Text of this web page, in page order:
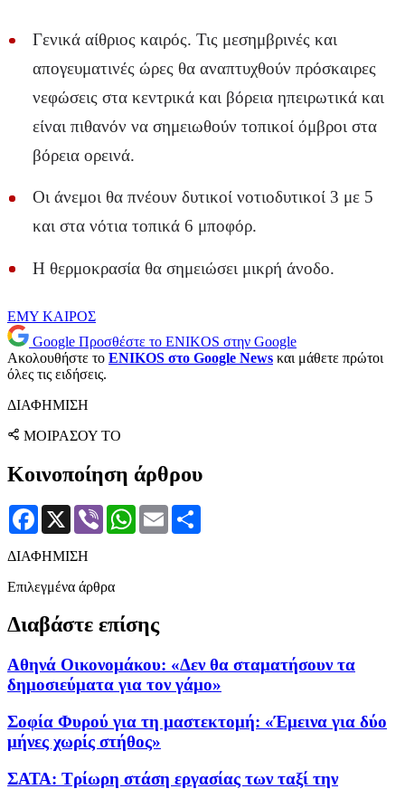
Γενικά αίθριος καιρός. Τις μεσημβρινές και
απογευματινές ώρες θα αναπτυχθούν πρόσκαιρες
νεφώσεις στα κεντρικά και βόρεια ηπειρωτικά και
είναι πιθανόν να σημειωθούν τοπικοί όμβροι στα
βόρεια ορεινά.
Οι άνεμοι θα πνέουν δυτικοί νοτιοδυτικοί 3 με 5
και στα νότια τοπικά 6 μποφόρ.
Η θερμοκρασία θα σημειώσει μικρή άνοδο.
ΕΜΥ ΚΑΙΡΟΣ
Google Προσθέστε το ENIKOS στην Google
Ακολουθήστε το ENIKOS στο Google News και μάθετε πρώτοι
όλες τις ειδήσεις.
ΔΙΑΦΗΜΙΣΗ
ΜΟΙΡΑΣΟΥ ΤΟ
Κοινοποίηση άρθρου
Facebook
X Viber WhatsApp
Email
ΔΙΑΦΗΜΙΣΗ
Επιλεγμένα άρθρα
Διαβάστε επίσης
Αθηνά Οικονομάκου: «Δεν θα σταματήσουν τα
δημοσιεύματα για τον γάμο»
Σοφία Φυρού για τη μαστεκτομή: «Έμεινα για δύο
μήνες χωρίς στήθος»
ΣΑΤΑ: Τρίωρη στάση εργασίας των ταξί την